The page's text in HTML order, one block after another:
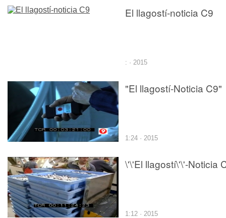
El llagostí-noticia C9
: · 2015
"El llagostí-Noticia C9"
1:24 · 2015
\'\'El llagostí\'\'-Noticia
1:12 · 2015